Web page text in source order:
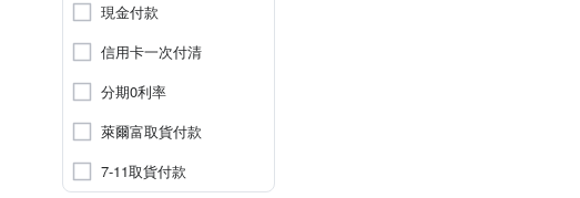
現金付款
信用卡一次付清
分期0利率
萊爾富取貨付款
7-11取貨付款